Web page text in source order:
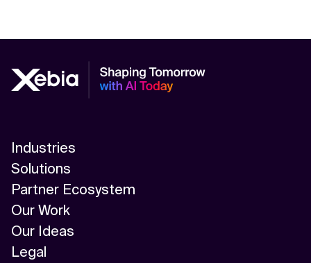
Industries
Solutions
Partner Ecosystem
Our Work
Our Ideas
Legal